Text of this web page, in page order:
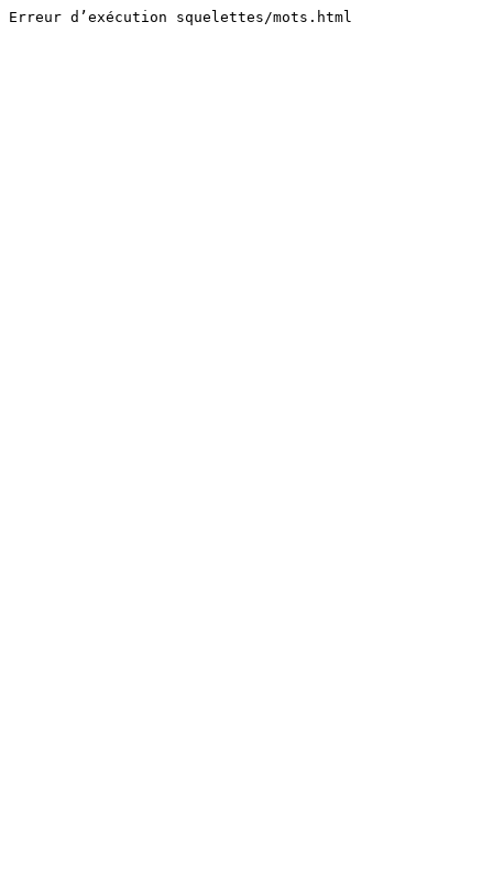
Erreur d’exécution squelettes/mots.html